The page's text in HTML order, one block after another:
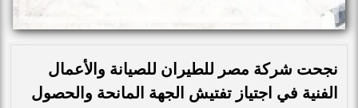
نجحت شركة مصر للطيران للصيانة والأعمال
الفنية في اجتياز تفتيش الجهة المانحة والحصول